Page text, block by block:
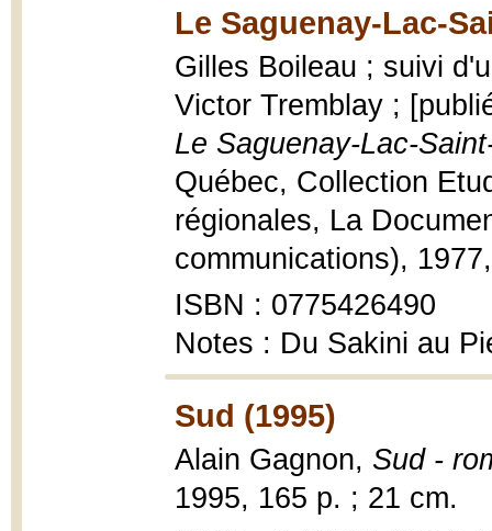
Le Saguenay-Lac-
Gilles Boileau ; suivi
Victor Tremblay ;
Le Saguenay-Lac-
Québec, Collection
régionales, La
communications),
ISBN : 0775426490
Notes : Du Sakini au
Sud (1995)
Alain Gagnon, Sud -
1995, 165 p. ; 21 cm.